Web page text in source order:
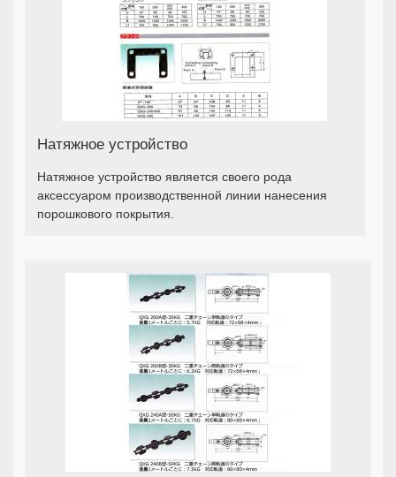
Натяжное устройство
Натяжное устройство является своего рода
аксессуаром производственной линии нанесения
порошкового покрытия.